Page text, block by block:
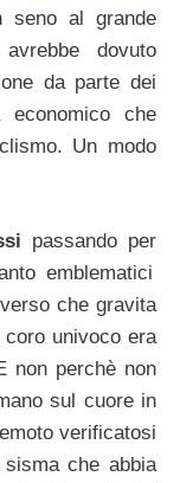
al grande
dovuto
da parte dei
che
Un modo
passando per
emblematici
che gravita
univoco era
non perchè non
sul cuore in
verificatosi
che abbia